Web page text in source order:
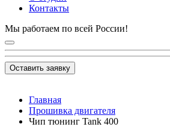
Контакты
Мы работаем по всей России!
Оставить заявку
Главная
Прошивка двигателя
Чип тюнинг Tank 400